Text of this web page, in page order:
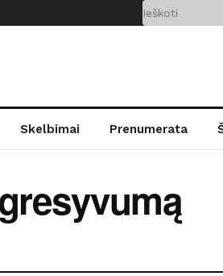
Skelbimai Prenumerata